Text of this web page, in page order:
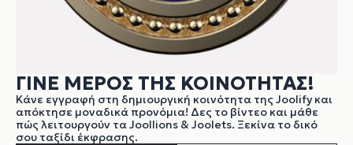
ΓΙΝΕ ΜΕΡΟΣ ΤΗΣ ΚΟΙΝΟΤΗΤΑΣ!
Κάνε εγγραφή στη δημιουργική κοινότητα της Joolify και
απόκτησε μοναδικά προνόμια! Δες το βίντεο και μάθε
πώς λειτουργούν τα Joollions & Joolets. Ξεκίνα το δικό
σου ταξίδι έκφρασης.